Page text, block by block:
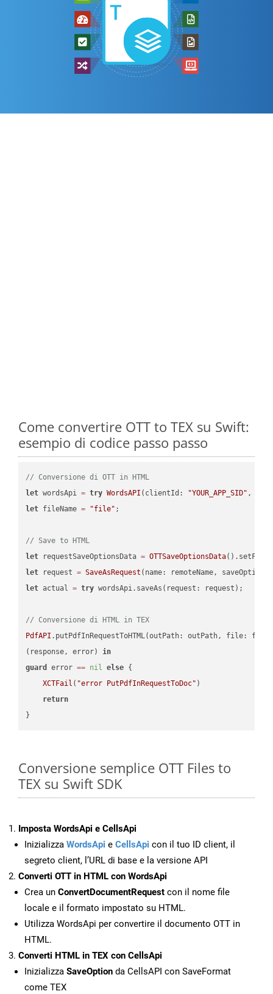
Come convertire OTT to TEX su Swift:
esempio di codice passo passo
// Conversione di OTT in HTML
let wordsApi = try WordsAPI (clientId: "YOUR_APP_SID" ,
let fileName = "file" ;
// Save to HTML
let requestSaveOptionsData = OTTSaveOptionsData
let request = SaveAsRequest (name: remoteName,
let actual = try wordsApi.saveAs(request: request);
// Conversione di HTML in TEX
PdfAPI .putPdfInRequestToHTML(outPath: outPath, file: file.
(response, error) in
guard
error == nil else {
XCTFail ( "error PutPdfInRequestToDoc" )
return
Conversione semplice OTT Files to
TEX su Swift SDK
Imposta WordsApi e CellsApi
Inizializza WordsApi e CellsApi con il tuo ID client, il
segreto client, l’URL di base e la versione API
Converti OTT in HTML con WordsApi
Crea un ConvertDocumentRequest con il nome file
locale e il formato impostato su HTML.
Utilizza WordsApi per convertire il documento OTT in
HTML.
Converti HTML in TEX con CellsApi
Inizializza SaveOption da CellsAPI con SaveFormat
come TEX